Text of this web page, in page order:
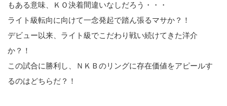
もある意味、ＫＯ決着間違いなしだろう・・・
ライト級転向に向けて一念発起で踏ん張るマサか？！
デビュー以来、ライト級でこだわり戦い続けてきた洋介
か？！
この試合に勝利し、ＮＫＢのリングに存在価値をアピールす
るのはどちらだ？！